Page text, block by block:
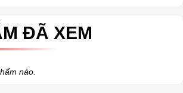
ĐÃ XEM
nào.